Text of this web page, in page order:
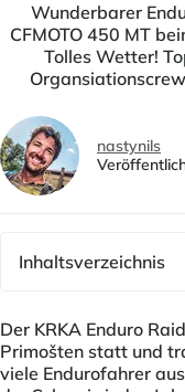
Wunderbarer
CFMOTO 450 MT
Tolles Wetter!
nastynils
Der KRKA Enduro
Primošten statt und
viele Endurofahrer